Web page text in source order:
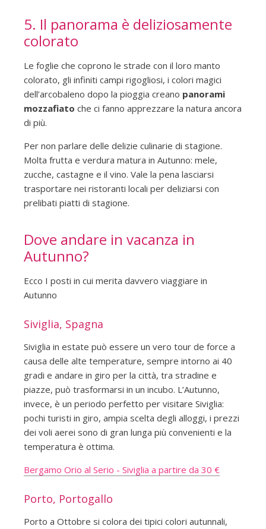
5. Il panorama è deliziosamente
colorato
Le foglie che coprono le strade con il loro manto
colorato, gli infiniti campi rigogliosi, i colori magici
dell’arcobaleno dopo la pioggia creano panorami
mozzafiato che ci fanno apprezzare la natura ancora
di più.
Per non parlare delle delizie culinarie di stagione.
Molta frutta e verdura matura in Autunno: mele,
zucche, castagne e il vino. Vale la pena lasciarsi
trasportare nei ristoranti locali per deliziarsi con
prelibati piatti di stagione.
Dove andare in vacanza in
Autunno?
Ecco I posti in cui merita davvero viaggiare in
Autunno
Siviglia, Spagna
Siviglia in estate può essere un vero tour de force a
causa delle alte temperature, sempre intorno ai 40
gradi e andare in giro per la città, tra stradine e
piazze, può trasformarsi in un incubo. L’Autunno,
invece, è un periodo perfetto per visitare Siviglia:
pochi turisti in giro, ampia scelta degli alloggi, i prezzi
dei voli aerei sono di gran lunga più convenienti e la
temperatura è ottima.
Bergamo Orio al Serio - Siviglia a partire da 30 €
Porto, Portogallo
Porto a Ottobre si colora dei tipici colori autunnali,